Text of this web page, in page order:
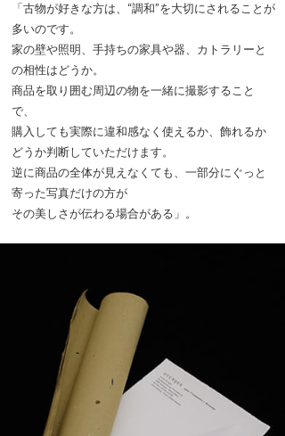
「古物が好きな方は、“調和”を大切にされることが
多いのです。
家の壁や照明、手持ちの家具や器、カトラリーと
の相性はどうか。
商品を取り囲む周辺の物を一緒に撮影すること
で、
購入しても実際に違和感なく使えるか、飾れるか
どうか判断していただけます。
逆に商品の全体が見えなくても、一部分にぐっと
寄った写真だけの方が
その美しさが伝わる場合がある」。